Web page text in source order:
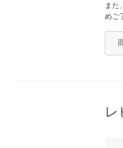
また
めご
レ